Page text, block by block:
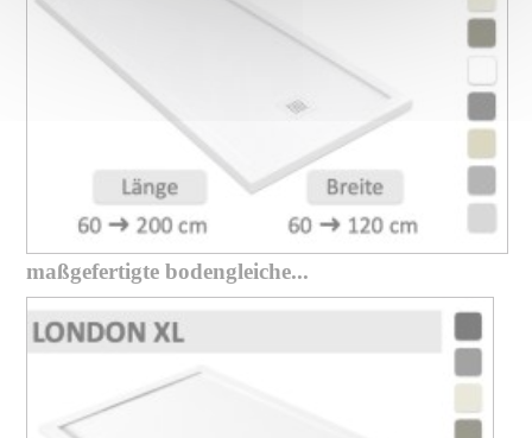
maßgefertigte bodengleiche...